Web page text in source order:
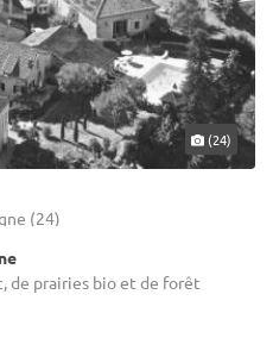
(24)
(24)
de prairies bio et de forêt